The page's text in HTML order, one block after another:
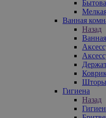
Ванная
Назад
Шторы
Гигиена
Назад